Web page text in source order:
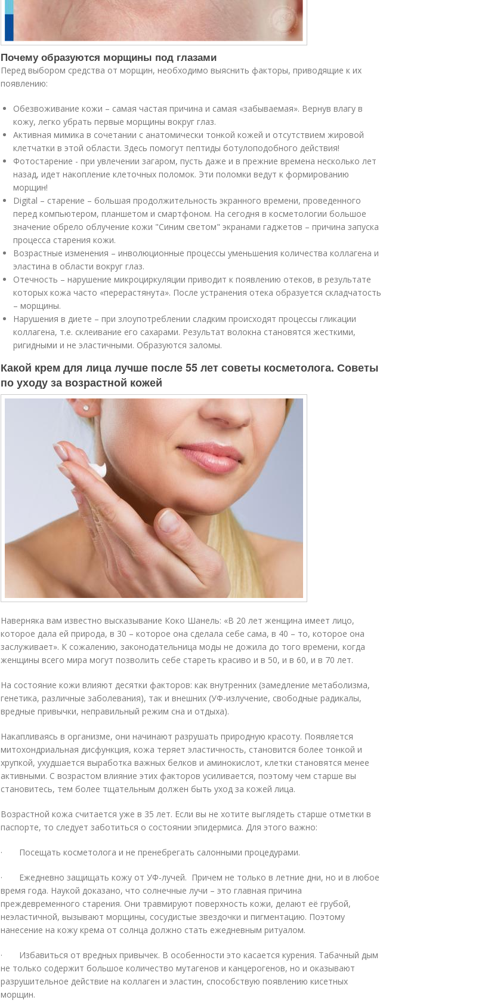
Почему образуются морщины под глазами
Перед выбором средства от морщин, необходимо выяснить факторы, приводящие к их
появлению:
Обезвоживание кожи – самая частая причина и самая «забываемая». Вернув влагу в
кожу, легко убрать первые морщины вокруг глаз.
Активная мимика в сочетании с анатомически тонкой кожей и отсутствием жировой
клетчатки в этой области. Здесь помогут пептиды ботулоподобного действия!
Фотостарение - при увлечении загаром, пусть даже и в прежние времена несколько лет
назад, идет накопление клеточных поломок. Эти поломки ведут к формированию
морщин!
Digital – старение – большая продолжительность экранного времени, проведенного
перед компьютером, планшетом и смартфоном. На сегодня в косметологии большое
значение обрело облучение кожи "Синим светом" экранами гаджетов – причина запуска
процесса старения кожи.
Возрастные изменения – инволюционные процессы уменьшения количества коллагена и
эластина в области вокруг глаз.
Отечность – нарушение микроциркуляции приводит к появлению отеков, в результате
которых кожа часто «перерастянута». После устранения отека образуется складчатость
– морщины.
Нарушения в диете – при злоупотреблении сладким происходят процессы гликации
коллагена, т.е. склеивание его сахарами. Результат волокна становятся жесткими,
ригидными и не эластичными. Образуются заломы.
Какой крем для лица лучше после 55 лет советы косметолога. Советы
по уходу за возрастной кожей
Наверняка вам известно высказывание Коко Шанель: «В 20 лет женщина имеет лицо,
которое дала ей природа, в 30 – которое она сделала себе сама, в 40 – то, которое она
заслуживает». К сожалению, законодательница моды не дожила до того времени, когда
женщины всего мира могут позволить себе стареть красиво и в 50, и в 60, и в 70 лет.
На состояние кожи влияют десятки факторов: как внутренних (замедление метаболизма,
генетика, различные заболевания), так и внешних (УФ-излучение, свободные радикалы,
вредные привычки, неправильный режим сна и отдыха).
Накапливаясь в организме, они начинают разрушать природную красоту. Появляется
митохондриальная дисфункция, кожа теряет эластичность, становится более тонкой и
хрупкой, ухудшается выработка важных белков и аминокислот, клетки становятся менее
активными. С возрастом влияние этих факторов усиливается, поэтому чем старше вы
становитесь, тем более тщательным должен быть уход за кожей лица.
Возрастной кожа считается уже в 35 лет. Если вы не хотите выглядеть старше отметки в
паспорте, то следует заботиться о состоянии эпидермиса. Для этого важно:
· Посещать косметолога и не пренебрегать салонными процедурами.
· Ежедневно защищать кожу от УФ-лучей. Причем не только в летние дни, но и в любое
время года. Наукой доказано, что солнечные лучи – это главная причина
преждевременного старения. Они травмируют поверхность кожи, делают её грубой,
неэластичной, вызывают морщины, сосудистые звездочки и пигментацию. Поэтому
нанесение на кожу крема от солнца должно стать ежедневным ритуалом.
· Избавиться от вредных привычек. В особенности это касается курения. Табачный дым
не только содержит большое количество мутагенов и канцерогенов, но и оказывают
разрушительное действие на коллаген и эластин, способствую появлению кисетных
морщин.